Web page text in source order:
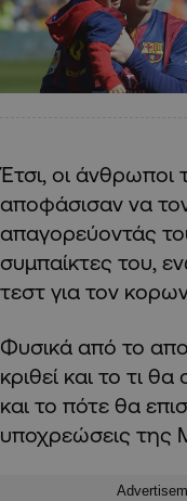
Έτσι, οι
αποφάσισαν να τον
απαγορεύοντάς
συμπαίκτες του,
τεστ για τον
Φυσικά από το
κριθεί και το τι
και το πότε θα
υποχρεώσεις της